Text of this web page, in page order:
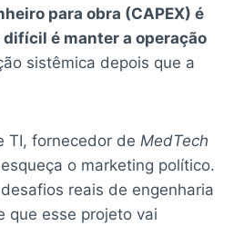
para obra (CAPEX) é
é manter a operação
sistêmica depois que a
TI, fornecedor de MedTech
o marketing político.
reais de engenharia
que esse projeto vai